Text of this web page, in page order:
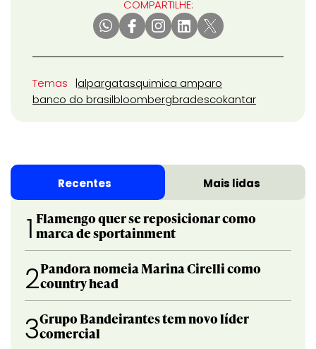
COMPARTILHE:
Temas alpargatasquimica amparo
banco do brasilbloombergbradescokantar
Recentes Mais lidas
1 Flamengo quer se reposicionar como
marca de sportainment
2Pandora nomeia Marina Cirelli como
country head
3Grupo Bandeirantes tem novo líder
comercial